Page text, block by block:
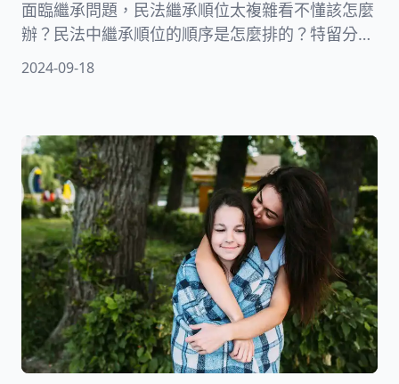
面臨繼承問題，民法繼承順位太複雜看不懂該怎麼
辦？民法中繼承順位的順序是怎麼排的？特留分、
應繼分該怎麼算？遺產一定要給配偶嗎？遺產可以
2024-09-18